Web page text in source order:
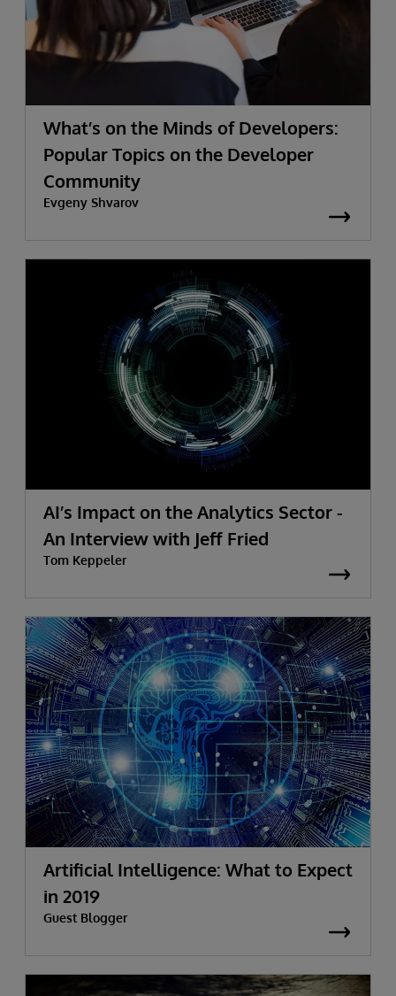
What’s on the Minds of Developers:
Popular Topics on the Developer
Community
Evgeny Shvarov
AI’s Impact on the Analytics Sector -
An Interview with Jeff Fried
Tom Keppeler
Artificial Intelligence: What to Expect
in 2019
Guest Blogger